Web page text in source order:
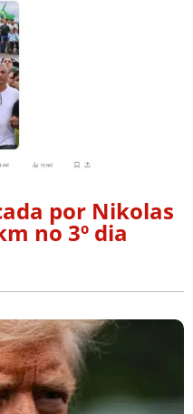
por Nikolas
no 3º dia